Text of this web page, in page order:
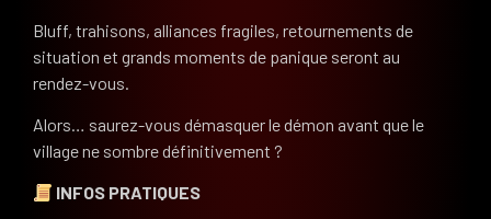
Bluff, trahisons, alliances fragiles, retournements de
situation et grands moments de panique seront au
rendez-vous.
Alors… saurez-vous démasquer le démon avant que le
village ne sombre définitivement ?
INFOS PRATIQUES